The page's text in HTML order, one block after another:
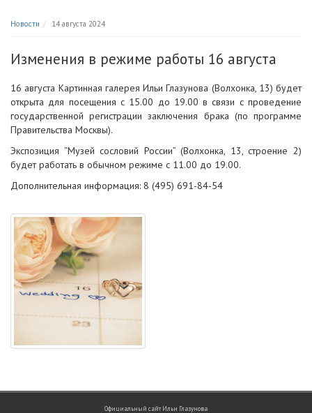
Новости 14 августа 2024
Изменения в режиме работы 16 августа
16 августа Картинная галерея Ильи Глазунова (Волхонка, 13) будет
открыта для посещения с 15.00 до 19.00 в связи с проведение
государственной регистрации заключения брака (по программе
Правительства Москвы).
Экспозиция “Музей сословий России” (Волхонка, 13, строение 2)
будет работать в обычном режиме с 11.00 до 19.00.
Дополнительная информация: 8 (495) 691-84-54
Официальный сайт Ильи Глазунова